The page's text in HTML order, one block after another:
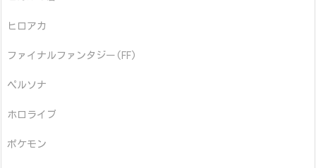
ヒロアカ
ファイナルファンタジー(FF)
ペルソナ
ホロライブ
ポケモン